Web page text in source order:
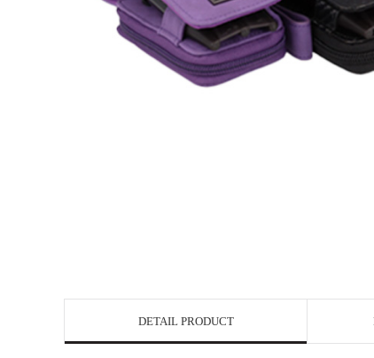
DETAIL PRODUCT